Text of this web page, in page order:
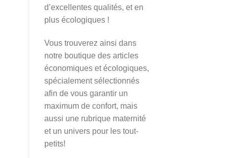
d’excellentes qualités, et en
plus écologiques !
Vous trouverez ainsi dans
notre boutique des articles
économiques et écologiques,
spécialement sélectionnés
afin de vous garantir un
maximum de confort, mais
aussi une rubrique maternité
et un univers pour les tout-
petits!